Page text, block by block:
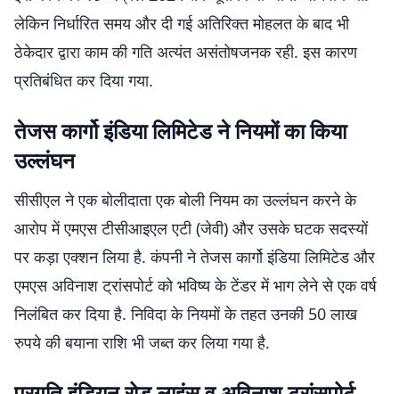
लेकिन निर्धारित समय और दी गई अतिरिक्त मोहलत के बाद भी
ठेकेदार द्वारा काम की गति अत्यंत असंतोषजनक रही. इस कारण
प्रतिबंधित कर दिया गया.
तेजस कार्गो इंडिया लिमिटेड ने नियमों का किया
उल्लंघन
सीसीएल ने एक बोलीदाता एक बोली नियम का उल्लंघन करने के
आरोप में एमएस टीसीआइएल एटी (जेवी) और उसके घटक सदस्यों
पर कड़ा एक्शन लिया है. कंपनी ने तेजस कार्गो इंडिया लिमिटेड और
एमएस अविनाश ट्रांसपोर्ट को भविष्य के टेंडर में भाग लेने से एक वर्ष
निलंबित कर दिया है. निविदा के नियमों के तहत उनकी 50 लाख
रुपये की बयाना राशि भी जब्त कर लिया गया है.